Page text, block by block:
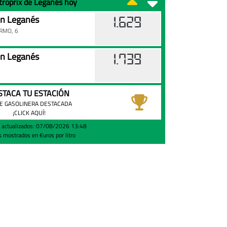
Leganés
6
1.629
Leganés 1.739
TU ESTACIÓN
GASOLINERA DESTACADA
¡CLICK AQUÍ!
actualizados: 07/08/2026 13:48
mostrados en €uros por litro